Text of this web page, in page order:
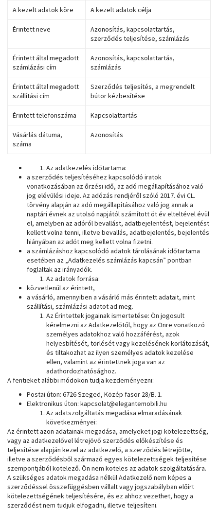
A kezelt adatok köre
A kezelt adatok célja
Érintett neve
Azonosítás, kapcsolattartás,
szerződés teljesítése, számlázás
Érintett által megadott
számlázási cím
Azonosítás, kapcsolattartás,
számlázás
Érintett által megadott
szállítási cím
Szerződés teljesítés, a megrendelt
bútor kézbesítése
Érintett telefonszáma Kapcsolattartás
Vásárlás dátuma,
száma
Azonosítás
Az adatkezelés időtartama:
a szerződés teljesítéséhez kapcsolódó iratok
vonatkozásában az őrzési idő, az adó megállapításához való
jog elévülési ideje. Az adózás rendjéről szóló 2017. évi CL.
törvény alapján az adó megállapításához való jog annak a
naptári évnek az utolsó napjától számított öt év elteltével évül
el, amelyben az adóról bevallást, adatbejelentést, bejelentést
kellett volna tenni, illetve bevallás, adatbejelentés, bejelentés
hiányában az adót meg kellett volna fizetni.
a számlázáshoz kapcsolódó adatok tárolásának időtartama
esetében az „Adatkezelés számlázás kapcsán” pontban
foglaltak az irányadók.
Az adatok forrása:
közvetlenül az érintett,
a vásárló, amennyiben a vásárló más érintett adatait, mint
szállítási, számlázási adatot ad meg.
Az Érintettek jogainak ismertetése: Ön jogosult
kérelmezni az Adatkezelőtől, hogy az Önre vonatkozó
személyes adatokhoz való hozzáférést, azok
helyesbítését, törlését vagy kezelésének korlátozását,
és tiltakozhat az ilyen személyes adatok kezelése
ellen, valamint az érintettnek joga van az
adathordozhatósághoz.
A fentieket alábbi módokon tudja kezdeményezni:
Postai úton: 6726 Szeged, Közép fasor 28/B. 1.
Elektronikus úton: kapcsolat@elegantemobili.hu
Az adatszolgáltatás megadása elmaradásának
következményei:
Az érintett azon adatainak megadása, amelyeket jogi kötelezettség,
vagy az adatkezelővel létrejövő szerződés előkészítése és
teljesítése alapján kezel az adatkezelő, a szerződés létrejötte,
illetve a szerződésből származó egyes kötelezettségek teljesítése
szempontjából kötelező. Ön nem köteles az adatok szolgáltatására.
A szükséges adatok megadása nélkül Adatkezelő nem képes a
szerződéssel összefüggésben vállalt vagy jogszabályban előírt
kötelezettségének teljesítésére, és ez ahhoz vezethet, hogy a
szerződést nem tudjuk elfogadni, illetve teljesíteni.